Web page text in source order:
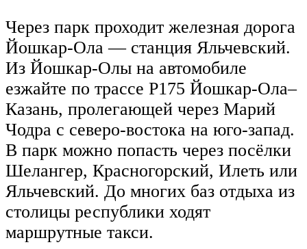
Через парк проходит железная дорога
Йошкар-Ола — станция Яльчевский.
Из Йошкар-Олы на автомобиле
езжайте по трассе Р175 Йошкар-Ола–
Казань, пролегающей через Марий
Чодра с северо-востока на юго-запад.
В парк можно попасть через посёлки
Шелангер, Красногорский, Илеть или
Яльчевский. До многих баз отдыха из
столицы республики ходят
маршрутные такси.